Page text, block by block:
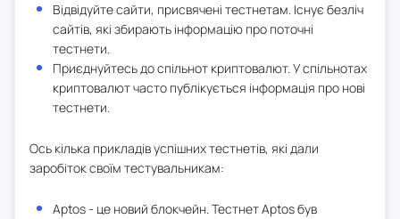
Відвідуйте сайти, присвячені тестнетам. Існує безліч
сайтів, які збирають інформацію про поточні
тестнети.
Приєднуйтесь до спільнот криптовалют. У спільнотах
криптовалют часто публікується інформація про нові
тестнети.
Ось кілька прикладів успішних тестнетів, які дали
заробіток своїм тестувальникам:
Aptos - це новий блокчейн. Тестнет Aptos був